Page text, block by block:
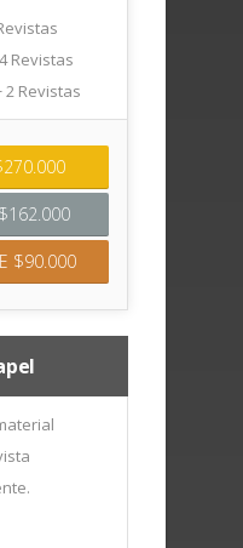
Revistas
2 Revistas
$90.000